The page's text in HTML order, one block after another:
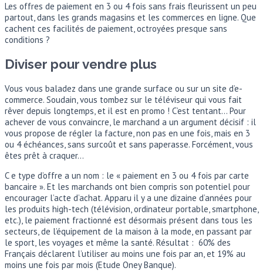
Les offres de paiement en 3 ou 4 fois sans frais fleurissent un peu
partout, dans les grands magasins et les commerces en ligne. Que
cachent ces facilités de paiement, octroyées presque sans
conditions ?
Diviser pour vendre plus
Vous vous baladez dans une grande surface ou sur un site d’e-
commerce. Soudain, vous tombez sur le téléviseur qui vous fait
rêver depuis longtemps, et il est en promo ! C’est tentant… Pour
achever de vous convaincre, le marchand a un argument décisif : il
vous propose de régler la facture, non pas en une fois, mais en 3
ou 4 échéances, sans surcoût et sans paperasse. Forcément, vous
êtes prêt à craquer…
C e type d’offre a un nom : le « paiement en 3 ou 4 fois par carte
bancaire ». Et les marchands ont bien compris son potentiel pour
encourager l’acte d’achat. Apparu il y a une dizaine d’années pour
les produits high-tech (télévision, ordinateur portable, smartphone,
etc.), le paiement fractionné est désormais présent dans tous les
secteurs, de l’équipement de la maison à la mode, en passant par
le sport, les voyages et même la santé. Résultat : 60% des
Français déclarent l’utiliser au moins une fois par an, et 19% au
moins une fois par mois (Etude Oney Banque).